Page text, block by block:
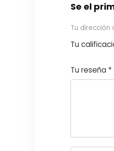
Se el
Tu dirección
Tu
Tu reseña *